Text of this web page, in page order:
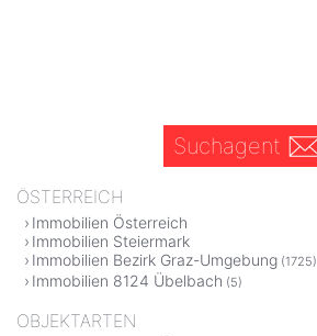
Suchagent
ÖSTERREICH
Immobilien Österreich
Immobilien Steiermark
Immobilien Bezirk Graz-Umgebung (1725)
Immobilien 8124 Übelbach (5)
OBJEKTARTEN